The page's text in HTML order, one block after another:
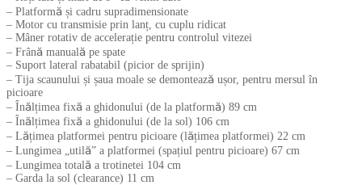
– Platformă și cadru supradimensionate
– Motor cu transmisie prin lanț, cu cuplu ridicat
– Mâner rotativ de accelerație pentru controlul vitezei
– Frână manuală pe spate
– Suport lateral rabatabil (picior de sprijin)
– Tija scaunului și șaua moale se demontează ușor, pentru mersul în
picioare
– Înălțimea fixă a ghidonului (de la platformă) 89 cm
– Înălțimea fixă a ghidonului (de la sol) 106 cm
– Lățimea platformei pentru picioare (lățimea platformei) 22 cm
– Lungimea „utilă” a platformei (spațiul pentru picioare) 67 cm
– Lungimea totală a trotinetei 104 cm
– Garda la sol (clearance) 11 cm